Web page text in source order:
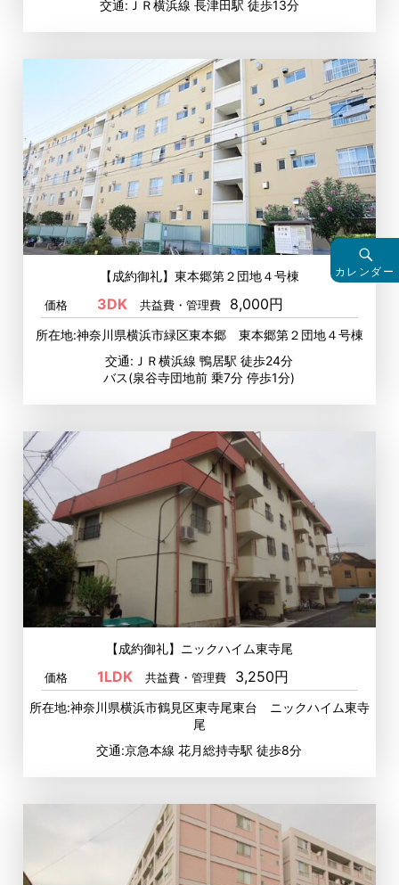
交通:ＪＲ横浜線 長津田駅 徒歩13分
【成約御礼】東本郷第２団地４号棟
価格 3DK 共益費・管理費 8,000円
所在地:神奈川県横浜市緑区東本郷 東本郷第２団地４号棟
交通:ＪＲ横浜線 鴨居駅 徒歩24分
バス(泉谷寺団地前 乗7分 停歩1分)
【成約御礼】ニックハイム東寺尾
価格 1LDK 共益費・管理費 3,250円
所在地:神奈川県横浜市鶴見区東寺尾東台 ニックハイム東寺
尾
交通:京急本線 花月総持寺駅 徒歩8分
カレンダー